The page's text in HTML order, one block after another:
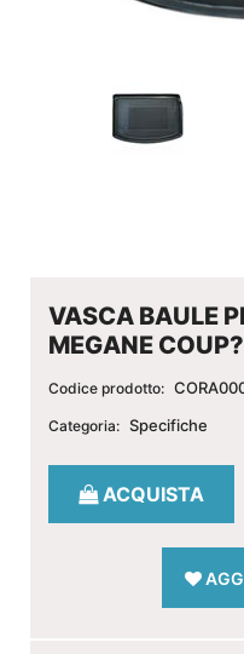
VASCA BAULE
MEGANE
Codice prodotto:
Categoria: Specifiche
Quantità
ACQUISTA